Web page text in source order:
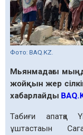
Фото: BAQ.KZ.
Мьянмадағы
жойқын жер
хабарлайды
Табиғи апатқа
ұштастаын